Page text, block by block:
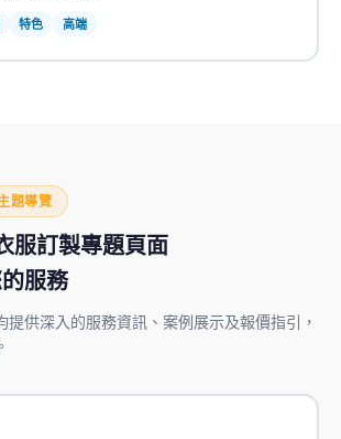
特色 高端
題導覽
服訂製專題頁面
服務
提供深入的服務資訊、案例展示及報價指引，